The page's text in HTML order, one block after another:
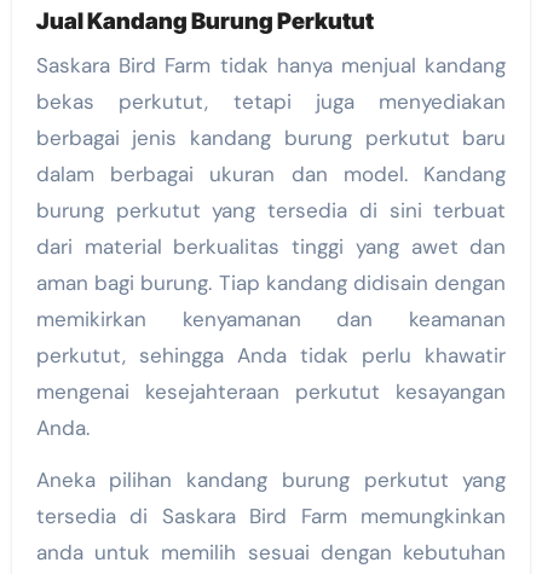
Jual Kandang Burung Perkutut
Saskara Bird Farm tidak hanya menjual kandang
bekas perkutut, tetapi juga menyediakan
berbagai jenis kandang burung perkutut baru
dalam berbagai ukuran dan model. Kandang
burung perkutut yang tersedia di sini terbuat
dari material berkualitas tinggi yang awet dan
aman bagi burung. Tiap kandang didisain dengan
memikirkan kenyamanan dan keamanan
perkutut, sehingga Anda tidak perlu khawatir
mengenai kesejahteraan perkutut kesayangan
Anda.
Aneka pilihan kandang burung perkutut yang
tersedia di Saskara Bird Farm memungkinkan
anda untuk memilih sesuai dengan kebutuhan